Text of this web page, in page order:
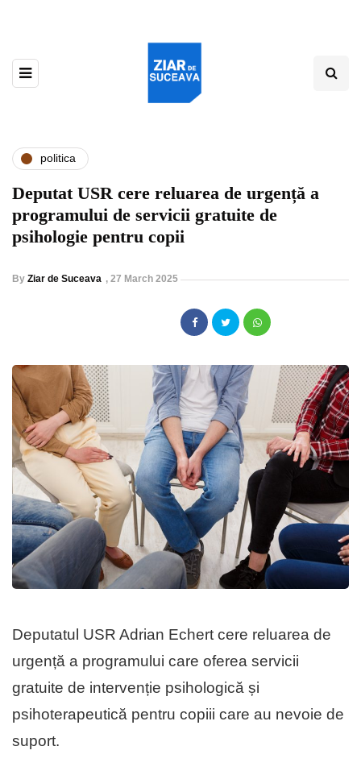
politica
Deputat USR cere reluarea de urgență a
programului de servicii gratuite de
psihologie pentru copii
By Ziar de Suceava , 27 March 2025
Deputatul USR Adrian Echert cere reluarea de
urgență a programului care oferea servicii
gratuite de intervenție psihologică și
psihoterapeutică pentru copiii care au nevoie de
suport.